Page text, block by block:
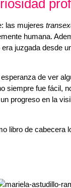
las mujeres
humana.
juzgada desde
de ver
siempre fue fácil,
progreso en la
libro de cabecera